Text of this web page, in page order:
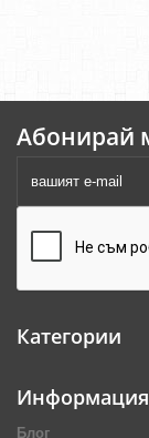
Абонирай
Категории
Информация
Блог